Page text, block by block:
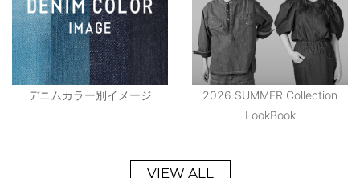
デニムカラー別イメージ
2026 SUMMER Collection
LookBook
VIEW ALL